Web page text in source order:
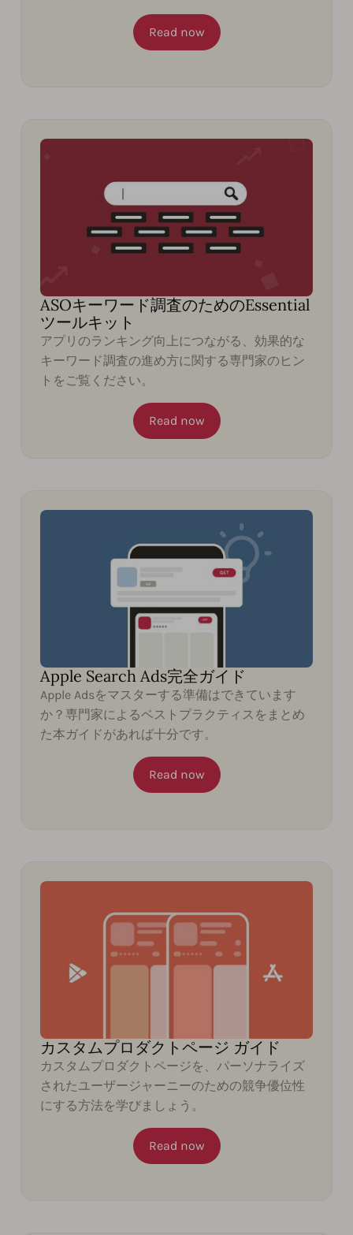
Read now
ASOキーワード調査のためのEssential
ツールキット
アプリのランキング向上につながる、効果的な
キーワード調査の進め方に関する専門家のヒン
トをご覧ください。
Read now
Apple Search Ads完全ガイド
Apple Adsをマスターする準備はできています
か？専門家によるベストプラクティスをまとめ
た本ガイドがあれば十分です。
Read now
カスタムプロダクトページ ガイド
カスタムプロダクトページを、パーソナライズ
されたユーザージャーニーのための競争優位性
にする方法を学びましょう。
Read now